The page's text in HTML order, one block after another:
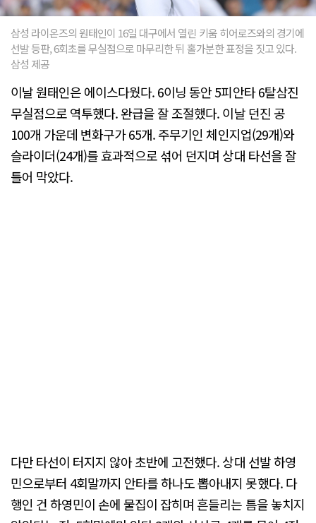
삼성 라이온즈의 원태인이 16일 대구에서 열린 키움 히어로즈와의 경기에
선발 등판, 6회초를 무실점으로 마무리한 뒤 홀가분한 표정을 짓고 있다.
삼성 제공
이날 원태인은 에이스다웠다. 6이닝 동안 5피안타 6탈삼진
무실점으로 역투했다. 완급을 잘 조절했다. 이날 던진 공
100개 가운데 변화구가 65개. 주무기인 체인지업(29개)와
슬라이더(24개)를 효과적으로 섞어 던지며 상대 타선을 잘
틀어 막았다.
다만 타선이 터지지 않아 초반에 고전했다. 상대 선발 하영
민으로부터 4회말까지 안타를 하나도 뽑아내지 못했다. 다
행인 건 하영민이 손에 물집이 잡히며 흔들리는 틈을 놓치지